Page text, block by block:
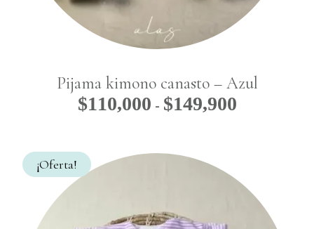
No hay productos
Pijama kimono canasto – Azul
$110,000 - $149,900Rango
hasta
$149,900
¡Oferta!